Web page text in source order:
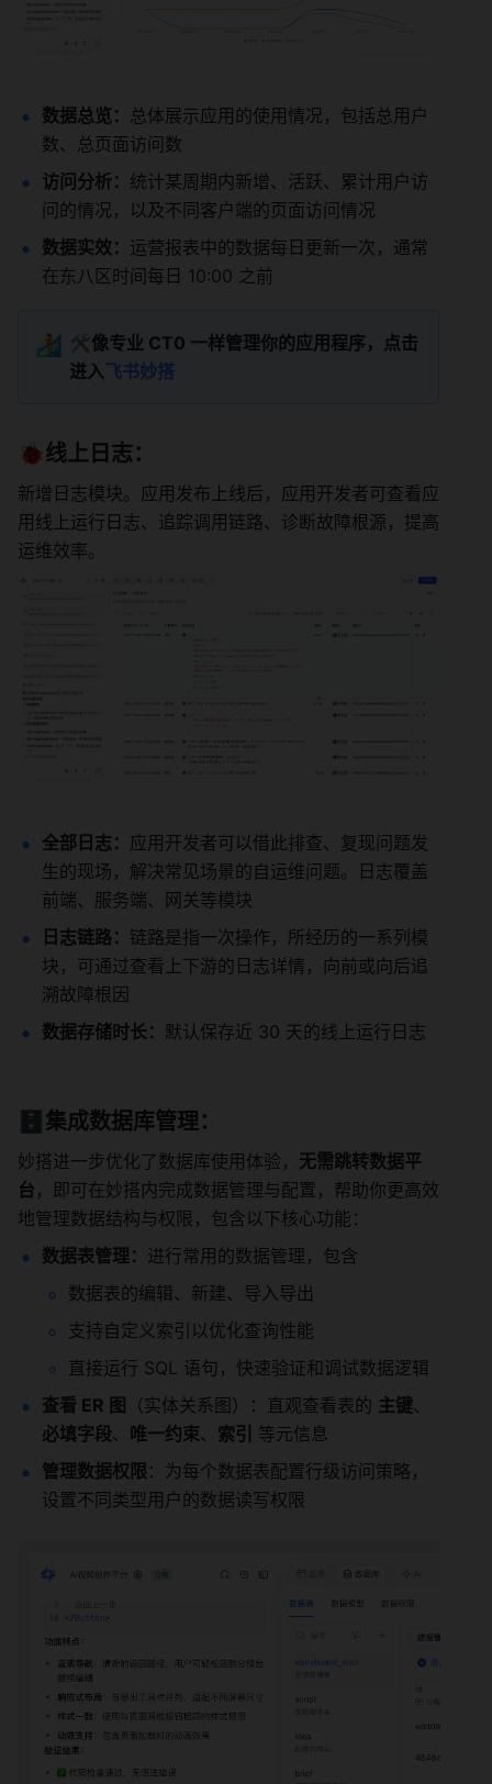
数据总览： 总体展示应用的使用情况，包括总用户
数、总页面访问数
访问分析： 统计某周期内新增、活跃、累计用户访
问的情况，以及不同客户端的页面访问情况
数据实效： 运营报表中的数据每日更新一次，通常
在东八区时间每日 10:00 之前
🏄 🛠️像专业 CT0 一样管理你的应用程序，点击
进入飞书妙搭
🐞线上日志：
新增日志模块。应用发布上线后，应用开发者可查看应
用线上运行日志、追踪调用链路、诊断故障根源，提高
运维效率。
全部日志： 应用开发者可以借此排查、复现问题发
生的现场，解决常见场景的自运维问题。日志覆盖
前端、服务端、网关等模块
日志链路： 链路是指一次操作，所经历的一系列模
块，可通过查看上下游的日志详情，向前或向后追
溯故障根因
数据存储时长： 默认保存近 30 天的线上运行日志
🗄️集成数据库管理：
妙搭进一步优化了数据库使用体验， 无需跳转数据平
台 ，即可在妙搭内完成数据管理与配置，帮助你更高效
地管理数据结构与权限，包含以下核心功能：
数据表管理： 进行常用的数据管理，包含
数据表的编辑、新建、导入导出
支持自定义索引以优化查询性能
直接运行 SQL 语句，快速验证和调试数据逻辑
查看 ER 图
（实体关系图）：直观查看表的 主键、
必填字段、 唯一约束、 索引
等元信息
管理数据权限 ：为每个数据表配置行级访问策略，
设置不同类型用户的数据读写权限